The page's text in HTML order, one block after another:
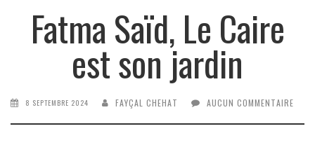
Fatma Saïd, Le Caire
est son jardin
8 SEPTEMBRE 2024 FAYÇAL CHEHAT AUCUN COMMENTAIRE